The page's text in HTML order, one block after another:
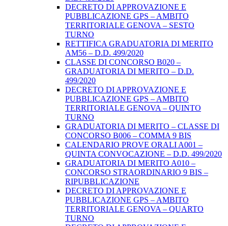
DECRETO DI APPROVAZIONE E
PUBBLICAZIONE GPS – AMBITO
TERRITORIALE GENOVA – SESTO
TURNO
RETTIFICA GRADUATORIA DI MERITO
AM56 – D.D. 499/2020
CLASSE DI CONCORSO B020 –
GRADUATORIA DI MERITO – D.D.
499/2020
DECRETO DI APPROVAZIONE E
PUBBLICAZIONE GPS – AMBITO
TERRITORIALE GENOVA – QUINTO
TURNO
GRADUATORIA DI MERITO – CLASSE DI
CONCORSO B006 – COMMA 9 BIS
CALENDARIO PROVE ORALI A001 –
QUINTA CONVOCAZIONE – D.D. 499/2020
GRADUATORIA DI MERITO A010 –
CONCORSO STRAORDINARIO 9 BIS –
RIPUBBLICAZIONE
DECRETO DI APPROVAZIONE E
PUBBLICAZIONE GPS – AMBITO
TERRITORIALE GENOVA – QUARTO
TURNO